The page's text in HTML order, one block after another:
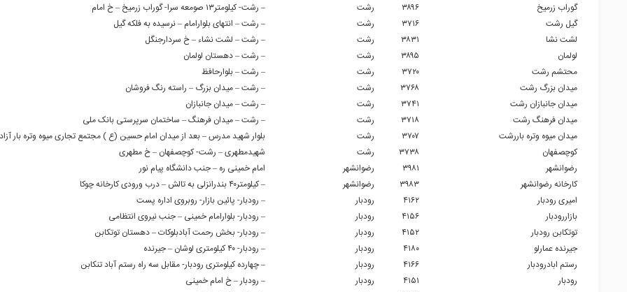
گوراب زرمیخ
۳۸۹۶ رشت
– رشت- کیلومتر۱۳ صومعه سرا- گوراب زرمیخ – خ امام
گیل رشت
۳۷۱۶ رشت
– رشت – انتهای بلوارامام – نرسیده به فلکه گیل
لشت نشا
۳۸۳۱ رشت
– رشت – لشت نشاء – خ سردارجنگل
لولمان
۳۸۹۵ رشت
– رشت – دهستان لولمان
محتشم رشت
۳۷۲۰ رشت
– رشت – بلوارحافظ
میدان بزرگ رشت
۳۷۶۸ رشت
– رشت – میدان بزرگ – راسته رنگ فروشان
میدان جانبازان رشت
۳۷۴۱ رشت
– رشت – میدان جانبازان
میدان فرهنگ رشت
۳۷۱۸ رشت
– رشت – میدان فرهنگ – ساختمان سرپرستی بانک ملی
میدان میوه وتره باررشت
۳۷۰۷ رشت
بلوار شهید مدرس – بعد از میدان امام حسین (ع ) مجتمع تجاری میوه وتره بار
کوچصفهان
۳۷۳۸ رشت
شهیدمطهری – رشت- کوچصفهان – خ مطهری
رضوانشهر
۳۹۸۱ رضوانشهر
امام خمینی ره – جنب دانشگاه پیام نور
کارخانه رضوانشهر
۳۹۸۳ رضوانشهر
– کیلومتر۴۰ بندرانزلی به تالش – درب ورودی کارخانه چوکا
امیری رودبار
۴۱۶۲ رودبار
– رودبار- پائین بازار- روبروی اداره پست
بازاررودبار
۴۱۵۶ رودبار
– رودبار- بلوارامام خمینی – جنب نیروی انتظامی
توتکابن رودبار
۴۱۵۲ رودبار
– رودبار- بخش رحمت آبادبلوکات – دهستان توتکابن
جیرنده عمارلو
۴۱۸۰ رودبار
– رودبار- ۴۰ کیلومتری لوشان – جیرنده
رستم ابادرودبار
۴۱۶۶ رودبار
– چهارده کیلومتری رودبار- مقابل سه راه رستم آباد تنکابن
رودبار
۴۱۵۱ رودبار
– رودبار – خ امام خمینی